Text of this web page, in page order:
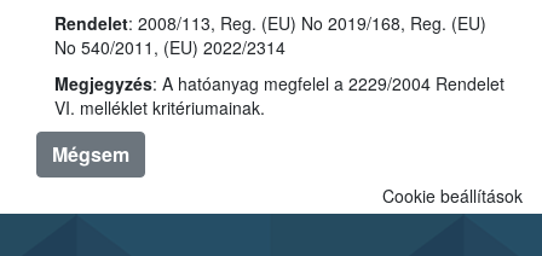
Rendelet: 2008/113, Reg. (EU) No 2019/168, Reg. (EU)
No 540/2011, (EU) 2022/2314
Megjegyzés: A hatóanyag megfelel a 2229/2004 Rendelet
VI. melléklet kritériumainak.
Mégsem
Cookie beállítások